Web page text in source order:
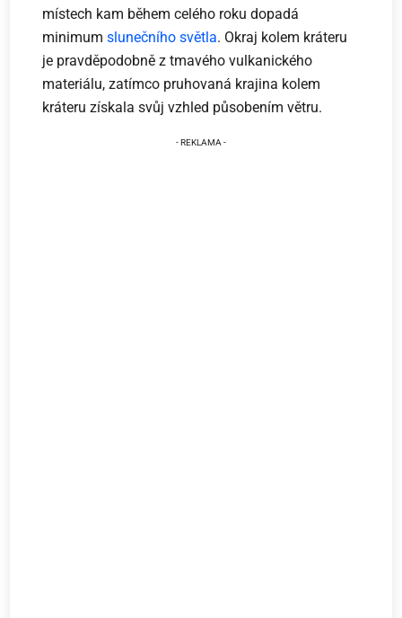
místech kam během celého roku dopadá
minimumslunečního světla. Okraj kolem kráteru
je pravděpodobně z tmavého vulkanického
materiálu, zatímco pruhovaná krajina kolem
kráteru získala svůj vzhled působením větru.